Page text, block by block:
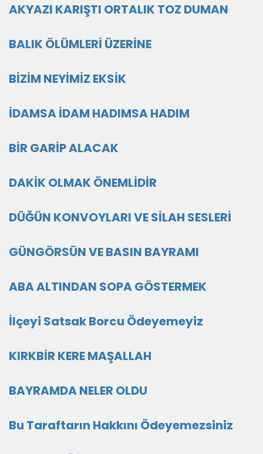
AKYAZI KARIŞTI ORTALIK TOZ DUMAN
BALIK ÖLÜMLERİ ÜZERİNE
BİZİM NEYİMİZ EKSİK
İDAMSA İDAM HADIMSA HADIM
BİR GARİP ALACAK
DAKİK OLMAK ÖNEMLİDİR
DÜĞÜN KONVOYLARI VE SİLAH SESLERİ
GÜNGÖRSÜN VE BASIN BAYRAMI
ABA ALTINDAN SOPA GÖSTERMEK
İlçeyi Satsak Borcu Ödeyemeyiz
KIRKBİR KERE MAŞALLAH
BAYRAMDA NELER OLDU
Bu Taraftarın Hakkını Ödeyemezsiniz